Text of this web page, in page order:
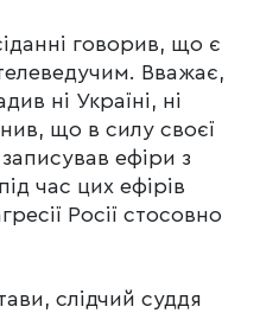
говорив, що є
Вважає,
ні Україні, ні
що в силу своєї
ефіри з
час цих ефірів
Росії стосовно
слідчий суддя